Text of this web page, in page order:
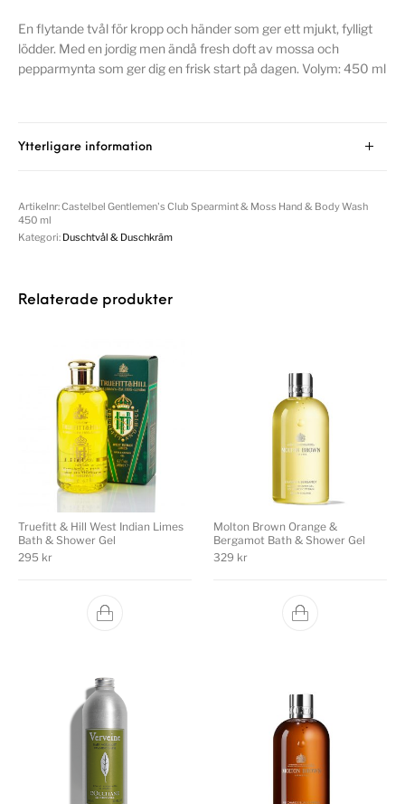
En flytande tvål för kropp och händer som ger ett mjukt, fylligt
lödder. Med en jordig men ändå fresh doft av mossa och
pepparmynta som ger dig en frisk start på dagen. Volym: 450 ml
Ytterligare information
Artikelnr:Castelbel Gentlemen's Club Spearmint & Moss Hand & Body Wash
450 ml
Kategori: Duschtvål & Duschkräm
Relaterade produkter
Truefitt & Hill West Indian Limes
Bath & Shower Gel
295 kr
Molton Brown Orange &
Bergamot Bath & Shower Gel
329 kr